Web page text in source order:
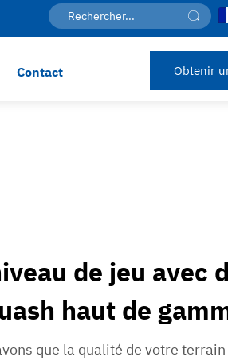
Contact Obtenir
de jeu avec
haut de
que la qualité de votre terrain